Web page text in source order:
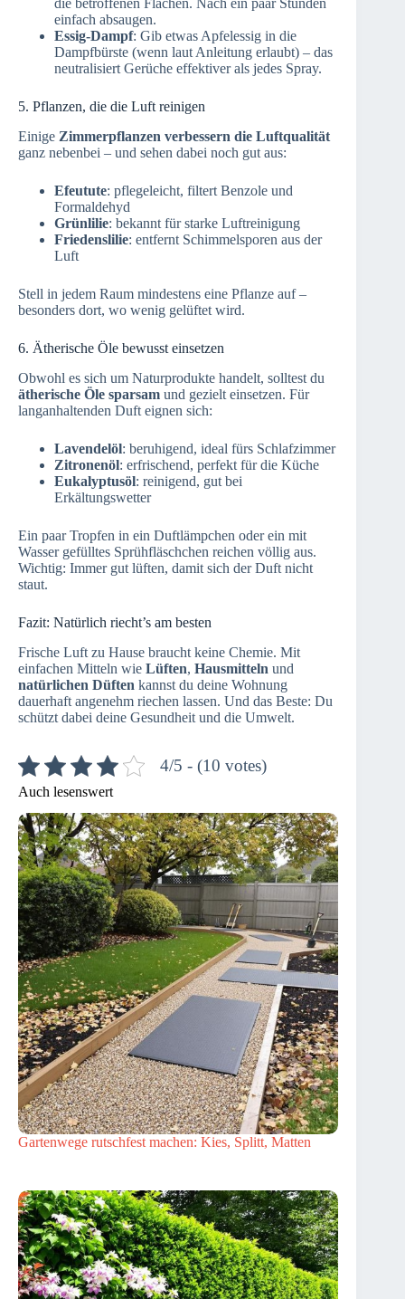
die betroffenen Flächen. Nach ein paar Stunden
einfach absaugen.
Essig-Dampf: Gib etwas Apfelessig in die
Dampfbürste (wenn laut Anleitung erlaubt) – das
neutralisiert Gerüche effektiver als jedes Spray.
5. Pflanzen, die die Luft reinigen
Einige Zimmerpflanzen verbessern die Luftqualität
ganz nebenbei – und sehen dabei noch gut aus:
Efeutute: pflegeleicht, filtert Benzole und
Formaldehyd
Grünlilie: bekannt für starke Luftreinigung
Friedenslilie: entfernt Schimmelsporen aus der
Luft
Stell in jedem Raum mindestens eine Pflanze auf –
besonders dort, wo wenig gelüftet wird.
6. Ätherische Öle bewusst einsetzen
Obwohl es sich um Naturprodukte handelt, solltest du
ätherische Öle sparsam und gezielt einsetzen. Für
langanhaltenden Duft eignen sich:
Lavendelöl: beruhigend, ideal fürs Schlafzimmer
Zitronenöl: erfrischend, perfekt für die Küche
Eukalyptusöl: reinigend, gut bei
Erkältungswetter
Ein paar Tropfen in ein Duftlämpchen oder ein mit
Wasser gefülltes Sprühfläschchen reichen völlig aus.
Wichtig: Immer gut lüften, damit sich der Duft nicht
staut.
Fazit: Natürlich riecht’s am besten
Frische Luft zu Hause braucht keine Chemie. Mit
einfachen Mitteln wie Lüften, Hausmitteln und
natürlichen Düften kannst du deine Wohnung
dauerhaft angenehm riechen lassen. Und das Beste: Du
schützt dabei deine Gesundheit und die Umwelt.
4/5 - (10 votes)
Auch lesenswert
Gartenwege rutschfest machen: Kies, Splitt, Matten